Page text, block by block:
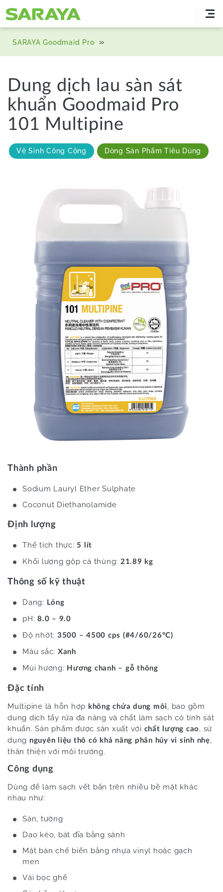
SARAYA Goodmaid Pro »
Dung dịch lau sàn sát
khuẩn Goodmaid Pro
101 Multipine
Vệ Sinh Công Cộng Dòng Sản Phẩm Tiêu Dùng
Thành phần
Sodium Lauryl Ether Sulphate
Coconut Diethanolamide
Định lượng
Thể tích thực:5 lít
Khối lượng gộp cả thùng: 21.89 kg
Thông số kỹ thuật
Dạng: Lỏng
pH: 8.0 – 9.0
Độ nhớt: 3500 – 4500 cps (#4/60/26°C)
Màu sắc: Xanh
Mùi hương: Hương chanh – gỗ thông
Đặc tính
Multipine là hỗn hợp không chứa dung môi , bao gồm
dung dịch tẩy rửa đa năng và chất làm sạch có tính sát
khuẩn. Sản phẩm được sản xuất với chất lượng cao , sử
dụng nguyên liệu thô có khả năng phân hủy vi sinh nhẹ,
thân thiện với môi trường.
Công dụng
Dùng để làm sạch vết bẩn trên nhiều bề mặt khác
nhau như:
Sàn, tường
Dao kéo, bát đĩa bằng sành
Mặt bàn chế biến bằng nhựa vinyl hoặc gạch
men
Vải bọc ghế